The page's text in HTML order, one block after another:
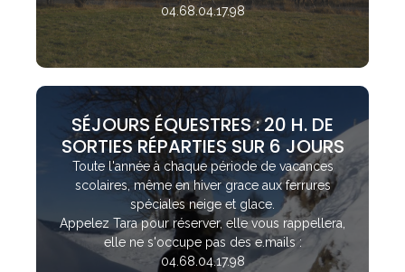
04.68.04.17.98
SÉJOURS ÉQUESTRES : 20 H. DE
SORTIES RÉPARTIES SUR 6 JOURS
Toute l'année à chaque période de vacances
scolaires, même en hiver grace aux ferrures
spéciales neige et glace.
Appelez Tara pour réserver, elle vous rappellera,
elle ne s'occupe pas des e.mails :
04.68.04.17.98